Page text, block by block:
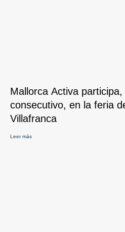
Mallorca Activa
consecutivo, en la feria
Villafranca
Leer más